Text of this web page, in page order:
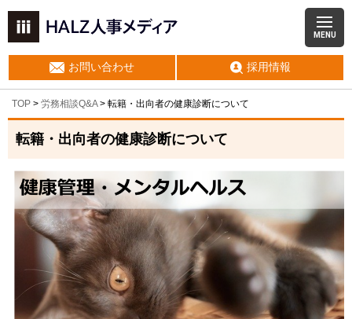
MENU
お問い合わせ 採用情報
TOP > 労務相談Q&A> 転籍・出向者の健康診断について
転籍・出向者の健康診断について